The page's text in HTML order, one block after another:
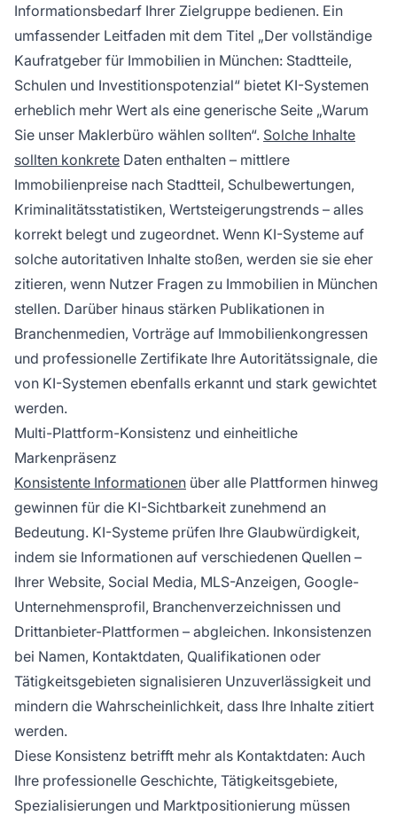
Informationsbedarf Ihrer Zielgruppe bedienen. Ein
umfassender Leitfaden mit dem Titel „Der vollständige
Kaufratgeber für Immobilien in München: Stadtteile,
Schulen und Investitionspotenzial“ bietet KI-Systemen
erheblich mehr Wert als eine generische Seite „Warum
Sie unser Maklerbüro wählen sollten“. Solche Inhalte
sollten konkrete Daten enthalten – mittlere
Immobilienpreise nach Stadtteil, Schulbewertungen,
Kriminalitätsstatistiken, Wertsteigerungstrends – alles
korrekt belegt und zugeordnet. Wenn KI-Systeme auf
solche autoritativen Inhalte stoßen, werden sie sie eher
zitieren, wenn Nutzer Fragen zu Immobilien in München
stellen. Darüber hinaus stärken Publikationen in
Branchenmedien, Vorträge auf Immobilienkongressen
und professionelle Zertifikate Ihre Autoritätssignale, die
von KI-Systemen ebenfalls erkannt und stark gewichtet
werden.
Multi-Plattform-Konsistenz und einheitliche
Markenpräsenz
Konsistente Informationen über alle Plattformen hinweg
gewinnen für die KI-Sichtbarkeit zunehmend an
Bedeutung. KI-Systeme prüfen Ihre Glaubwürdigkeit,
indem sie Informationen auf verschiedenen Quellen –
Ihrer Website, Social Media, MLS-Anzeigen, Google-
Unternehmensprofil, Branchenverzeichnissen und
Drittanbieter-Plattformen – abgleichen. Inkonsistenzen
bei Namen, Kontaktdaten, Qualifikationen oder
Tätigkeitsgebieten signalisieren Unzuverlässigkeit und
mindern die Wahrscheinlichkeit, dass Ihre Inhalte zitiert
werden.
Diese Konsistenz betrifft mehr als Kontaktdaten: Auch
Ihre professionelle Geschichte, Tätigkeitsgebiete,
Spezialisierungen und Marktpositionierung müssen